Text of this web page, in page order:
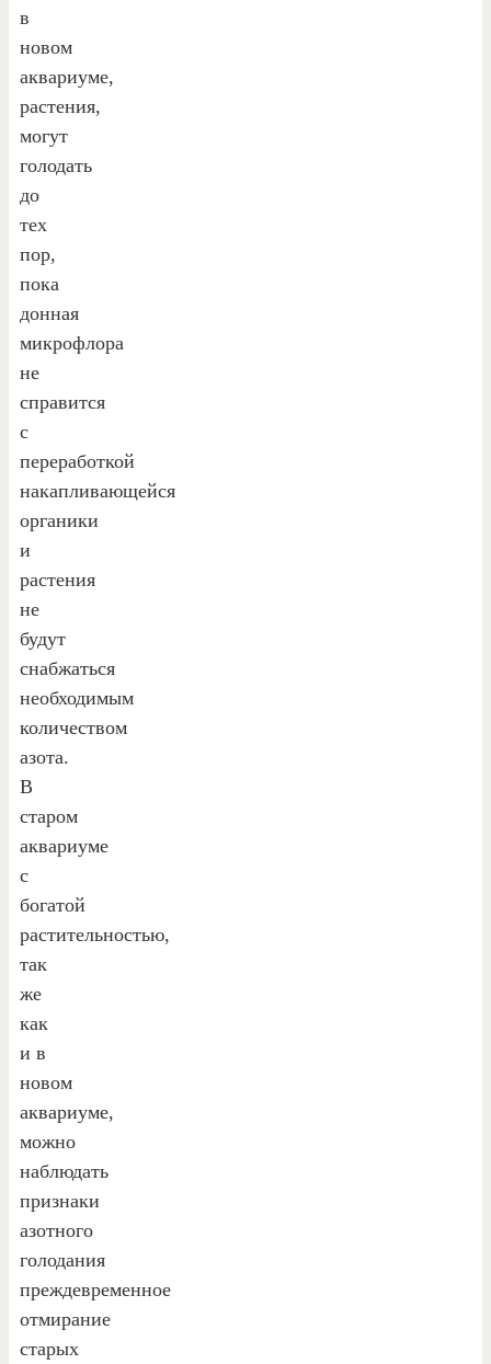
в
новом
аквариуме,
растения,
могут
голодать
до
тех
пор,
пока
донная
микрофлора
не
справится
с
переработкой
накапливающейся
органики
и
растения
не
будут
снабжаться
необходимым
количеством
азота.
В
старом
аквариуме
с
богатой
растительностью,
так
же
как
и в
новом
аквариуме,
можно
наблюдать
признаки
азотного
голодания
преждевременное
отмирание
старых